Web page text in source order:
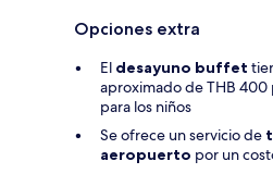
Opciones extra
El desayuno buffet
aproximado de THB 400
para los niños
Se ofrece un servicio de
aeropuerto por un